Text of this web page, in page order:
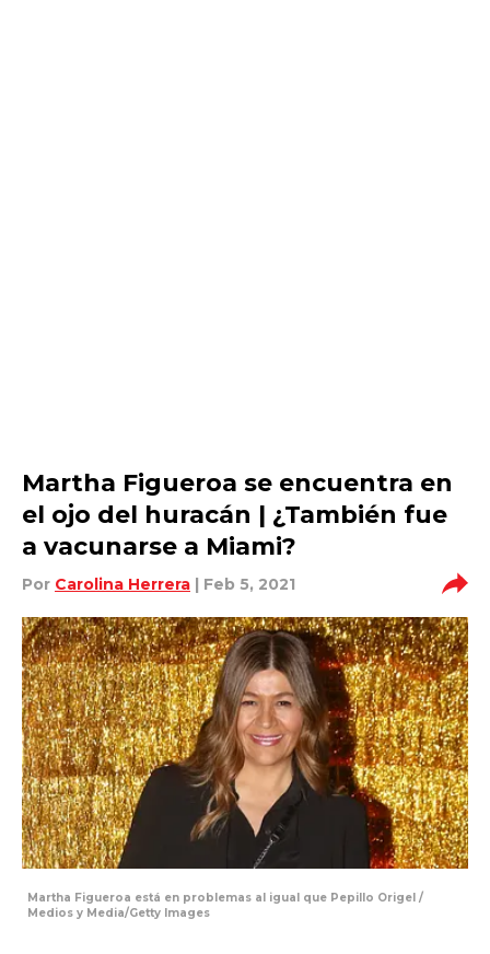
Martha Figueroa se encuentra en
el ojo del huracán | ¿También fue
a vacunarse a Miami?
Por Carolina Herrera | Feb 5, 2021
Martha Figueroa está en problemas al igual que Pepillo Origel /
Medios y Media/Getty Images